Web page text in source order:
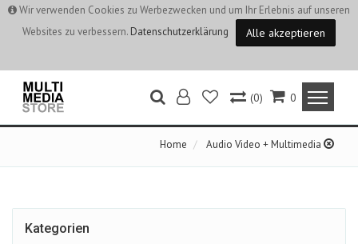
Wir verwenden Cookies zu Werbezwecken und um Ihr Erlebnis auf unseren
Websites zu verbessern. Datenschutzerklärung Alle akzeptieren
0
(0)
Home Audio Video + Multimedia
Kategorien